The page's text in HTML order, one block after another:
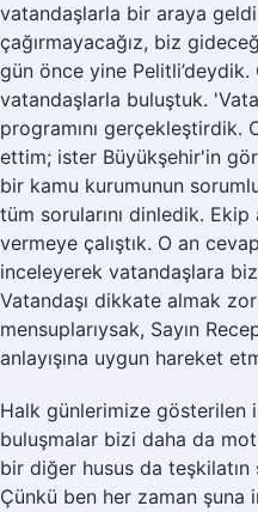
vatandaşlarla bir araya
çağırmayacağız, biz
gün önce yine
vatandaşlarla buluştuk.
programını gerçekleştirdik.
ettim; ister Büyükşehir'in
bir kamu kurumunun
tüm sorularını dinledik.
vermeye çalıştık. O an
inceleyerek vatandaşlara
Vatandaşı dikkate almak
mensuplarıysak, Sayın
anlayışına uygun hareket
Halk günlerimize gösterilen
buluşmalar bizi daha da
bir diğer husus da teşkilatın
Çünkü ben her zaman şuna